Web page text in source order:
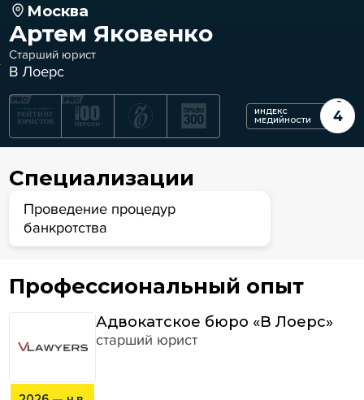
Москва
Артем Яковенко
Старший юрист
В Лоерс
ИНДЕКС
МЕДИЙНОСТИ
4
Специализации
Проведение процедур
банкротства
Профессиональный опыт
Адвокатское бюро «В Лоерс»
старший юрист